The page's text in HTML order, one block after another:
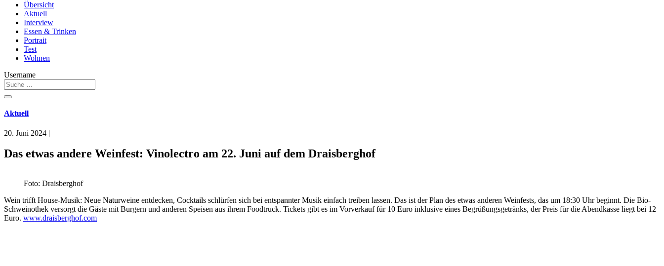
Übersicht
Aktuell
Interview
Essen & Trinken
Portrait
Test
Wohnen
Username
Aktuell
20. Juni 2024 |
Das etwas andere Weinfest: Vinolectro am 22. Juni auf dem Draisberghof
Foto: Draisberghof
Wein trifft House-Musik: Neue Naturweine entdecken, Cocktails schlürfen sich bei entspannter Musik einfach treiben lassen. Das ist der Plan des etwas anderen Weinfests, das um 18:30 Uhr beginnt. Die Bio-
Schweinothek versorgt die Gäste mit Burgern und anderen Speisen aus ihrem Foodtruck. Tickets gibt es im Vorverkauf für 10 Euro inklusive eines Begrüßungsgetränks, der Preis für die Abendkasse liegt bei 12
Euro. www.draisberghof.com